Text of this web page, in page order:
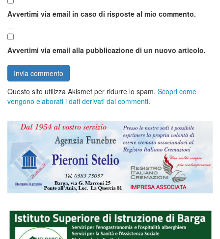
Avvertimi via email in caso di risposte al mio commento.
Avvertimi via email alla pubblicazione di un nuovo articolo.
Questo sito utilizza Akismet per ridurre lo spam. Scopri come
vengono elaborati i dati derivati dai commenti.